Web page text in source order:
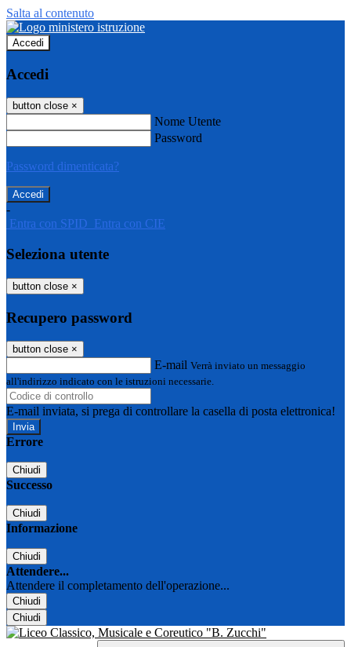
Salta al contenuto
Accedi
Accedi
button close ×
Nome Utente
Password
Password dimenticata?
-
Entra con SPID Entra con CIE
Seleziona utente
button close ×
Recupero password
button close ×
E-mail Verrà inviato un messaggio
all'indirizzo indicato con le istruzioni necessarie.
E-mail inviata, si prega di controllare la casella di posta elettronica!
Errore
Chiudi
Successo
Chiudi
Informazione
Chiudi
Attendere...
Attendere il completamento dell'operazione...
Chiudi
Chiudi